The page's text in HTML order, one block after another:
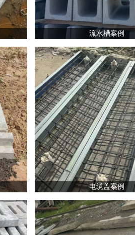
流水槽案例
电缆盖案例